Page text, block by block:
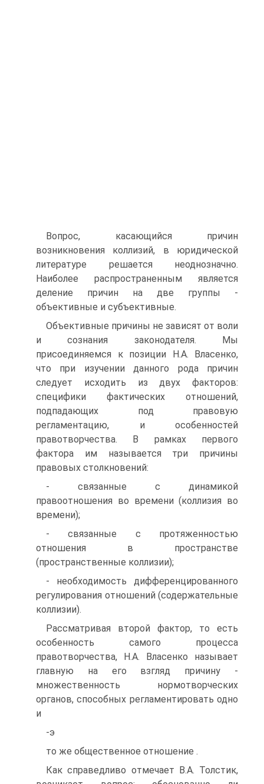
Вопрос, касающийся причин
возникновения коллизий, в юридической
литературе решается неоднозначно.
Наиболее распространенным является
деление причин на две группы -
объективные и субъективные.
Объективные причины не зависят от воли
и сознания законодателя. Мы
присоединяемся к позиции Н.А. Власенко,
что при изучении данного рода причин
следует исходить из двух факторов:
специфики фактических отношений,
подпадающих под правовую
регламентацию, и особенностей
правотворчества. В рамках первого
фактора им называется три причины
правовых столкновений:
- связанные с динамикой
правоотношения во времени (коллизия во
времени);
- связанные с протяженностью
отношения в пространстве
(пространственные коллизии);
- необходимость дифференцированного
регулирования отношений (содержательные
коллизии).
Рассматривая второй фактор, то есть
особенность самого процесса
правотворчества, Н.А. Власенко называет
главную на его взгляд причину -
множественность нормотворческих
органов, способных регламентировать одно
и
-э
то же общественное отношение .
Как справедливо отмечает В.А. Толстик,